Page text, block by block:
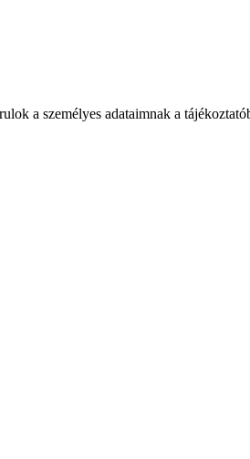
a személyes adataimnak a